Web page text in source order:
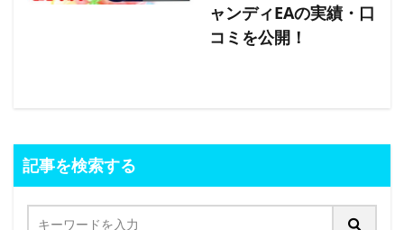
ャンディEAの実績・口
コミを公開！
記事を検索する